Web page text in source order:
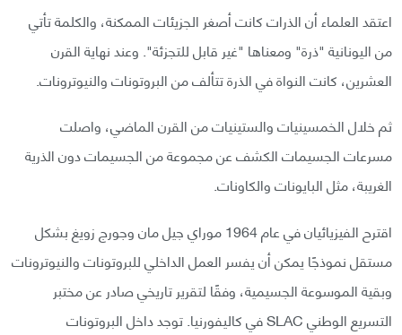
اعتقد العلماء أن الذرات كانت أصغر الجزيئات الممكنة، والكلمة تأتي
من اليونانية "ذرة" ومعناها "غير قابل للتجزئة". وعند نهاية القرن
العشرين، كانت النواة في الذرة تتألف من البروتونات والنيوترونات.
ثم خلال الخمسينيات والستينيات من القرن الماضي، واصلت
مسرعات الجسيمات الكشف عن مجموعة من الجسيمات دون الذرية
الغريبة، مثل البايونات والكاونات.
اقترح الفيزيائيان في عام 1964 موراي جيل مان وجورج زويغ بشكل
مستقل نموذجًا يمكن أن يفسر العمل الداخلي للبروتونات والنيوترونات
وبقية الموسوعة الجسيمية، وفقًا لتقرير تاريخي صادر عن مختبر
التسريع الوطني SLAC في كاليفورنيا. توجد داخل البروتونات